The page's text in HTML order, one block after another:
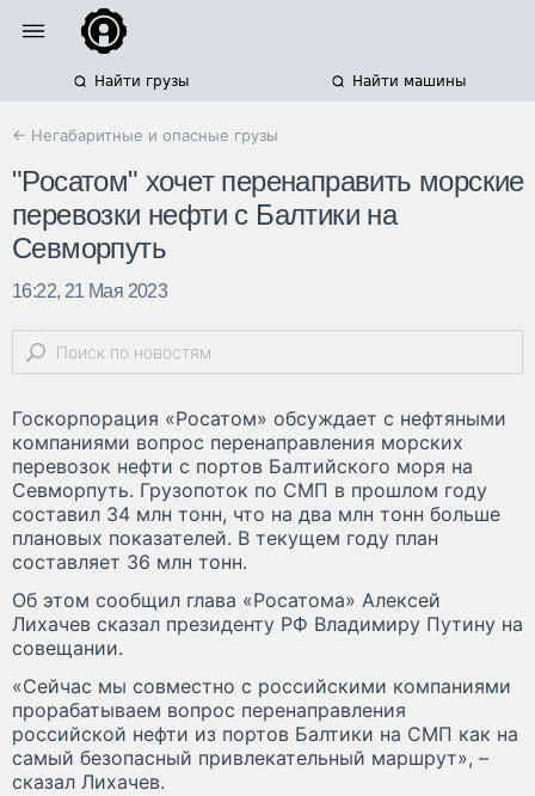
Найти грузы Найти машины
← Негабаритные и опасные грузы
"Росатом" хочет перенаправить морские
перевозки нефти с Балтики на
Севморпуть
16:22, 21 Мая 2023
Госкорпорация «Росатом» обсуждает с нефтяными
компаниями вопрос перенаправления морских
перевозок нефти с портов Балтийского моря на
Севморпуть. Грузопоток по СМП в прошлом году
составил 34 млн тонн, что на два млн тонн больше
плановых показателей. В текущем году план
составляет 36 млн тонн.
Об этом сообщил глава «Росатома» Алексей
Лихачев сказал президенту РФ Владимиру Путину на
совещании.
«Сейчас мы совместно с российскими компаниями
прорабатываем вопрос перенаправления
российской нефти из портов Балтики на СМП как на
самый безопасный привлекательный маршрут», –
сказал Лихачев.